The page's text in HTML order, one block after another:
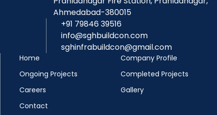
Ahmedabad-380015
+91 79846 39516
info@sghbuildcon.com
sghinfrabuildcon@gmail.com
Home
Company Profile
Ongoing Projects
Completed Projects
Careers
Gallery
Contact